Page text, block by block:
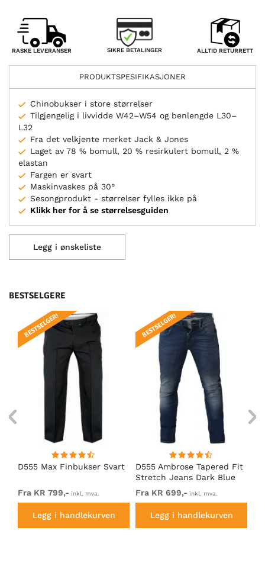
RASKE LEVERANSER SIKRE BETALINGER ALLTID RETURRETT
PRODUKTSPESIFIKASJONER
Chinobukser i store størrelser
Tilgjengelig i livvidde W42–W54 og benlengde L30–
L32
Fra det velkjente merket Jack & Jones
Laget av 78 % bomull, 20 % resirkulert bomull, 2 %
elastan
Fargen er svart
Maskinvaskes på 30°
Sesongprodukt - størrelser fylles ikke på
Klikk her for å se størrelsesguiden
Legg i ønskeliste
BESTSELGERE
D555 Max Finbukser Svart
BESTSELGER!
Fra KR 799,- inkl. mva.
Legg i handlekurven
D555 Ambrose Tapered Fit
Stretch Jeans Dark Blue
BESTSELGER!
Fra KR 699,- inkl. mva.
Legg i handlekurven